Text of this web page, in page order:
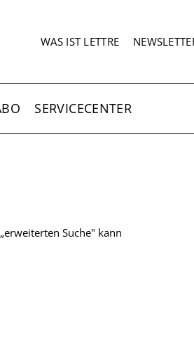
WAS IST LETTRE
SERVICECENTER
Suche" kann